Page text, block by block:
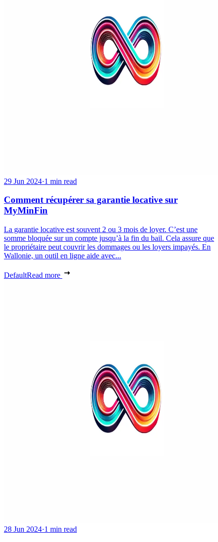
29 Jun 2024·1 min read
Comment récupérer sa garantie locative sur
MyMinFin
La garantie locative est souvent 2 ou 3 mois de loyer. C’est une
somme bloquée sur un compte jusqu’à la fin du bail. Cela assure que
le propriétaire peut couvrir les dommages ou les loyers impayés. En
Wallonie, un outil en ligne aide avec...
DefaultRead more
28 Jun 2024·1 min read